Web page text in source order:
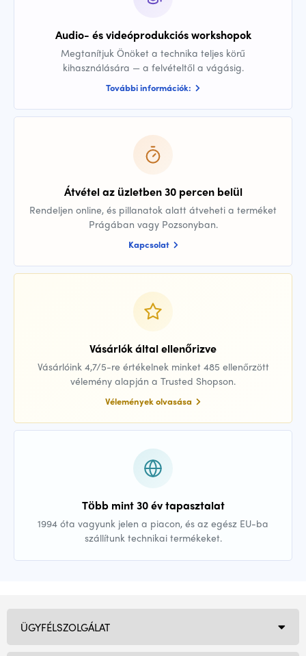
Audio- és videóprodukciós workshopok
Megtanítjuk Önöket a technika teljes körű
kihasználására — a felvételtől a vágásig.
További információk:
Átvétel az üzletben 30 percen belül
Rendeljen online, és pillanatok alatt átveheti a terméket
Prágában vagy Pozsonyban.
Kapcsolat
Vásárlók által ellenőrizve
Vásárlóink 4,7/5-re értékelnek minket 485 ellenőrzött
vélemény alapján a Trusted Shopson.
Vélemények olvasása
Több mint 30 év tapasztalat
1994 óta vagyunk jelen a piacon, és az egész EU-ba
szállítunk technikai termékeket.
ÜGYFÉLSZOLGÁLAT